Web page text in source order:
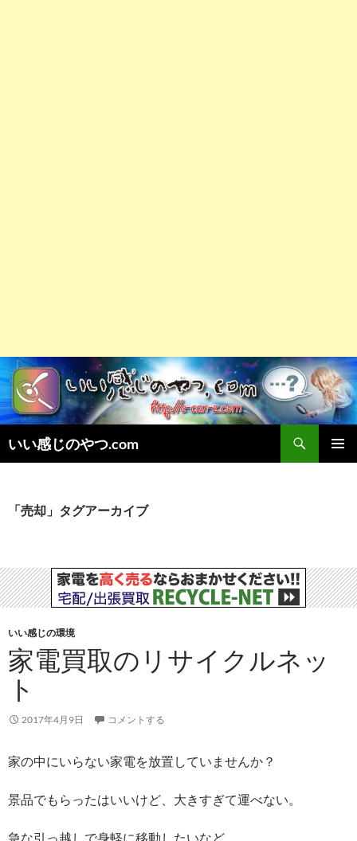
いい感じのやつ.com
索
ン
キ
ッ
プ
「売却」タグアーカイブ
いい感じの環境
家電買取のリサイクルネッ
ト
2017年4月9日 コメントする
家の中にいらない家電を放置していませんか？
景品でもらったはいいけど、大きすぎて運べない。
急な引っ越しで身軽に移動したいなど。